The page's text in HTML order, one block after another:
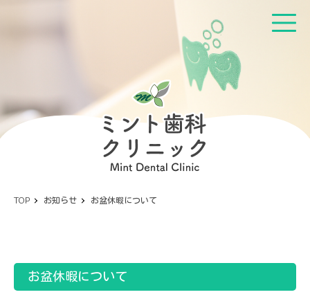
TOP お知らせ お盆休暇について
お盆休暇について